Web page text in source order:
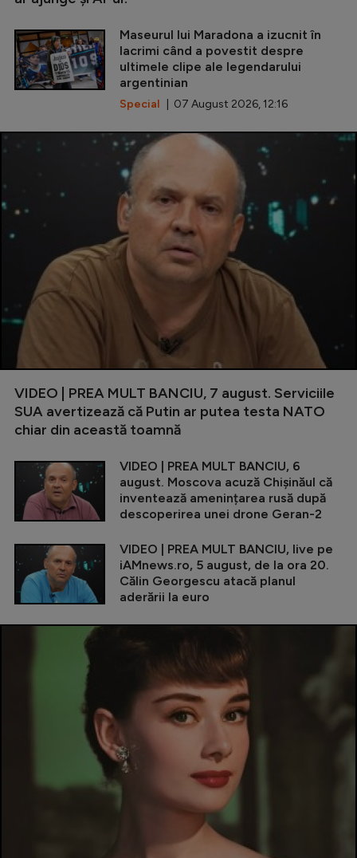
Maseurul lui Maradona a izucnit în
lacrimi când a povestit despre
ultimele clipe ale legendarului
argentinian
Special | 07 August 2026, 12:16
VIDEO | PREA MULT BANCIU, 7 august. Serviciile
SUA avertizează că Putin ar putea testa NATO
chiar din această toamnă
VIDEO | PREA MULT BANCIU, 6
august. Moscova acuză Chișinăul că
inventează amenințarea rusă după
descoperirea unei drone Geran-2
VIDEO | PREA MULT BANCIU, live pe
iAMnews.ro, 5 august, de la ora 20.
Călin Georgescu atacă planul
aderării la euro